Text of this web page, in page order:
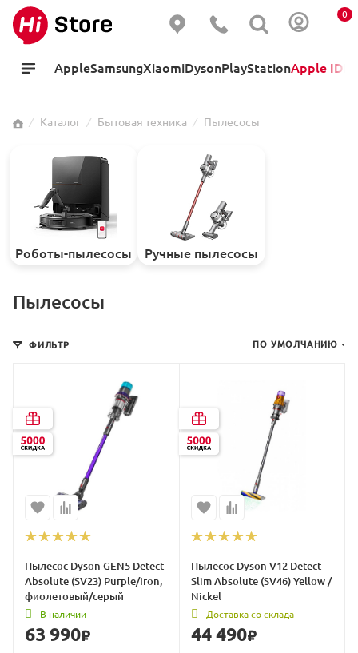
0
AppleSamsungXiaomiDysonPlayStationApple ID
⁄ Каталог ⁄ Бытовая техника ⁄ Пылесосы
Роботы-пылесосы Ручные пылесосы
Пылесосы
ФИЛЬТР ПО УМОЛЧАНИЮ
Пылесос Dyson GEN5 Detect
Absolute (SV23) Purple/Iron,
фиолетовый/серый
В наличии
63 990₽
Пылесос Dyson V12 Detect
Slim Absolute (SV46) Yellow /
Nickel
Доставка со склада
44 490₽